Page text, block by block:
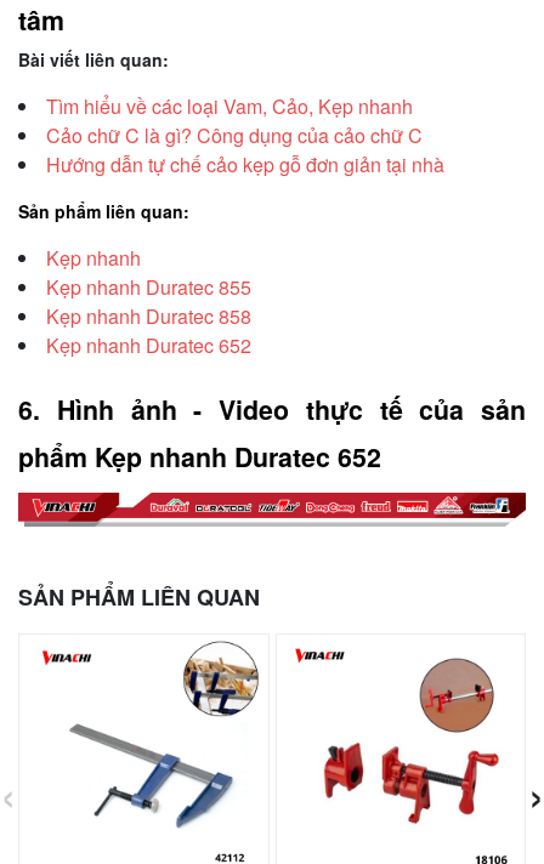
tâm
Bài viết liên quan:
Tìm hiểu về các loại Vam, Cảo, Kẹp nhanh
Cảo chữ C là gì? Công dụng của cảo chữ C
Hướng dẫn tự chế cảo kẹp gỗ đơn giản tại nhà
Sản phẩm liên quan:
Kẹp nhanh
Kẹp nhanh Duratec 855
Kẹp nhanh Duratec 858
Kẹp nhanh Duratec 652
6. Hình ảnh - Video thực tế của sản
phẩm Kẹp nhanh Duratec 652
SẢN PHẨM LIÊN QUAN
‹ ›